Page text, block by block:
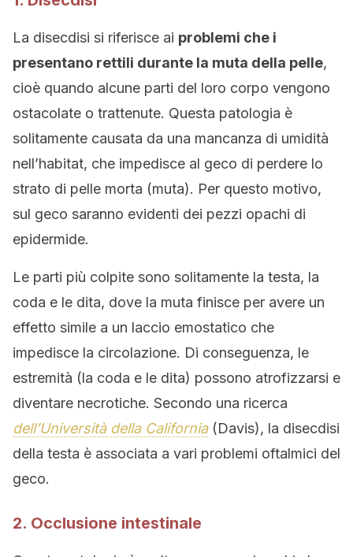
La disecdisi si riferisce ai problemi che i
presentano rettili durante la muta della pelle,
cioè quando alcune parti del loro corpo vengono
ostacolate o trattenute. Questa patologia è
solitamente causata da una mancanza di umidità
nell’habitat, che impedisce al geco di perdere lo
strato di pelle morta (muta). Per questo motivo,
sul geco saranno evidenti dei pezzi opachi di
epidermide.
Le parti più colpite sono solitamente la testa, la
coda e le dita, dove la muta finisce per avere un
effetto simile a un laccio emostatico che
impedisce la circolazione. Di conseguenza, le
estremità (la coda e le dita) possono atrofizzarsi e
diventare necrotiche. Secondo una ricerca
dell’Università della California(Davis), la disecdisi
della testa è associata a vari problemi oftalmici del
geco.
2. Occlusione intestinale